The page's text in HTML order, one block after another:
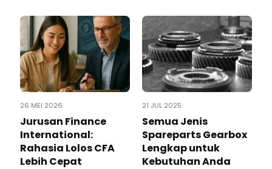
26 MEI 2026
Jurusan Finance
International:
Rahasia Lolos CFA
Lebih Cepat
21 JUL 2025
Semua Jenis
Spareparts Gearbox
Lengkap untuk
Kebutuhan Anda